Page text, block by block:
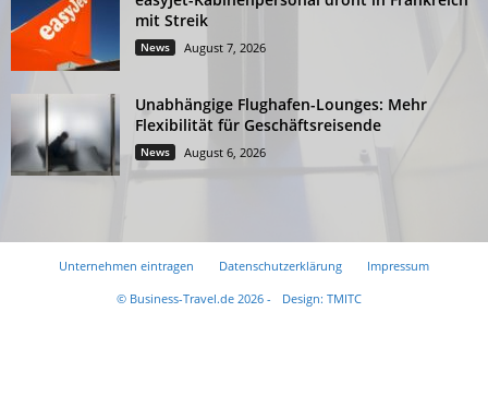
mit Streik
News August 7, 2026
Unabhängige Flughafen-Lounges: Mehr
Flexibilität für Geschäftsreisende
News August 6, 2026
Unternehmen eintragen Datenschutzerklärung
Impressum
© Business-Travel.de 2026 -
Design: TMITC